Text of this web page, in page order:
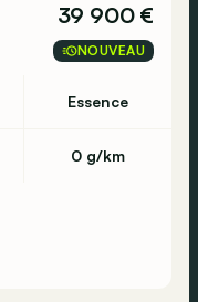
39 900 €
NOUVEAU
Essence
0 g/km